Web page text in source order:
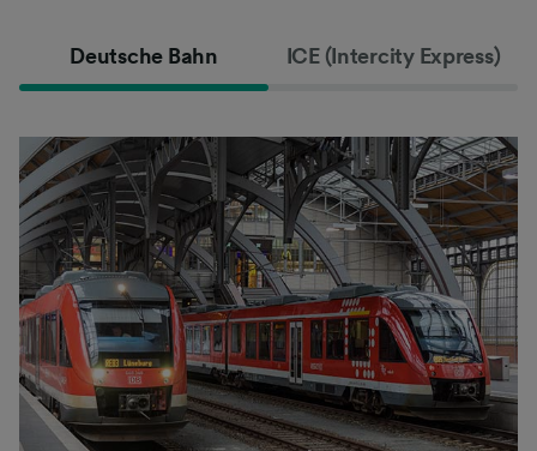
Deutsche Bahn ICE (Intercity Express)